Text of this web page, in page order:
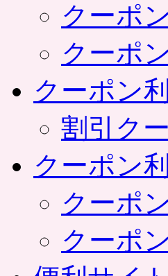
クーポ
クーポ
クーポン
割引ク
クーポン
クーポ
クーポ